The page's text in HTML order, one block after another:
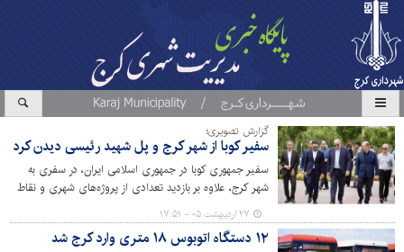
گزارش تصویری؛
سفیر کوبا از شهر کرج و پل شهید رئیسی دیدن کرد
سفیر جمهوری کوبا در جمهوری اسلامی ایران، در سفری به
شهر کرج، علاوه بر بازدید تعدادی از پروژه‌های شهری و نقاط
گردشگری کلانشهر، از پل زخمی شهید رئیسی به‌عنوان نمادی
از مقاومت ایرانیان دیدن کرد.
۲۷ اردیبهشت ۰۵ - ۱۷:۵۱
۱۲ دستگاه اتوبوس ۱۸ متری وارد کرج شد